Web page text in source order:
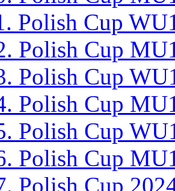
Polish Cup
Polish Cup
Polish Cup
Polish Cup
Polish Cup
Polish Cup
Polish Cup